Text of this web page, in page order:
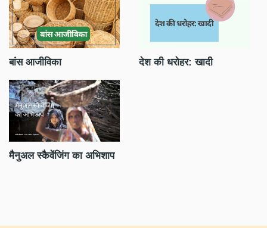
बांस आजीविका देश की धरोहर: खादी
मैनुअल स्कैवेंजिंग का अभिशाप